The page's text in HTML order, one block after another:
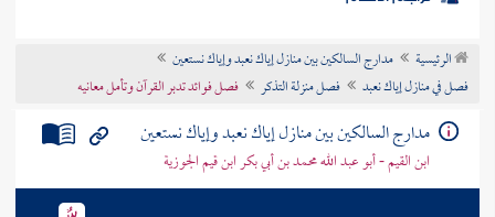
موضوعي
تراجم الأعلام
الرئيسية
مدارج السالكين بين منازل إياك نعبد وإياك نستعين
فصل في منازل إياك نعبد
فصل منزلة التذكر فصل فوائد تدبر القرآن وتأمل معانيه
مدارج السالكين بين منازل إياك نعبد وإياك نستعين
ابن القيم - أبو عبد الله محمد بن أبي بكر ابن قيم الجوزية